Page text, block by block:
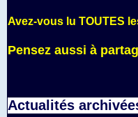
Avez-vous lu TOUTES
Pensez aussi à
Actualités